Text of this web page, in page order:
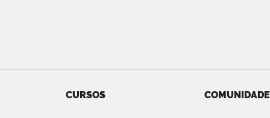
CURSOS COMUNIDADE